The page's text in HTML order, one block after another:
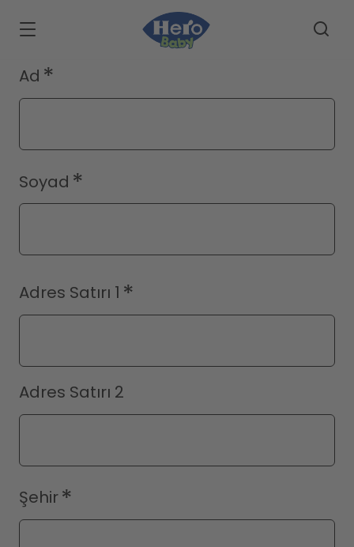
Skip to main content
Ad
Soyad
Adres
Adres Satırı 1
Adres Satırı 2
Şehir